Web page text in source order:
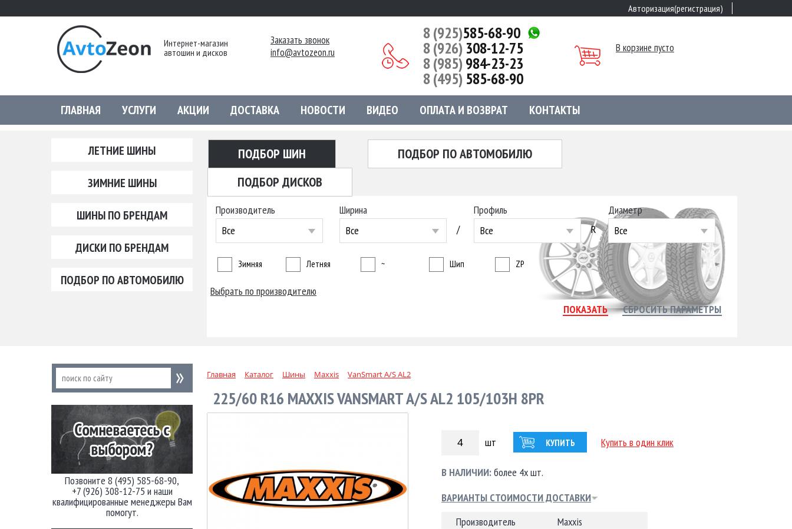
Авторизация(регистрация)
Интернет-магазин
автошин и дисков
Заказать звонок
info@avtozeon.ru
8 (925)585-68-90
8 (926) 308-12-75
8 (985)984-23-23
8 (495) 585-68-90
В корзине пусто
ГЛАВНАЯ УСЛУГИ АКЦИИ ДОСТАВКА НОВОСТИ ВИДЕО ОПЛАТА И ВОЗВРАТ КОНТАКТЫ
ЛЕТНИЕ ШИНЫ
ЗИМНИЕ ШИНЫ
ШИНЫ ПО БРЕНДАМ
ДИСКИ ПО БРЕНДАМ
ПОДБОР ПО АВТОМОБИЛЮ
ПОДБОР ШИН
ПОДБОР ПО АВТОМОБИЛЮ
ПОДБОР ДИСКОВ
Производитель
Все
Ширина
Все
/
Профиль
Все
R
Диаметр
Все
Зимняя Летняя ~ Шип ZP
Выбрать по производителю
Позвоните 8 (495) 585-68-90,
+7 (926) 308-12-75 и наши
квалифицированные менеджеры Вам
помогут.
Главная Каталог Шины Maxxis VanSmart A/S AL2
225/60 R16 MAXXIS VANSMART A/S AL2 105/103H 8PR
шт КУПИТЬ Купить в один клик
В НАЛИЧИИ:более 4х шт.
ВАРИАНТЫ СТОИМОСТИ ДОСТАВКИ
Производитель
Maxxis